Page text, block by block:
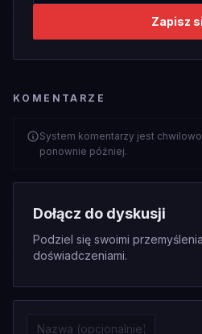
Zapisz
KOMENTARZE
System komentarzy jest
ponownie później.
Dołącz do dyskusji
Podziel się swoimi
doświadczeniami.